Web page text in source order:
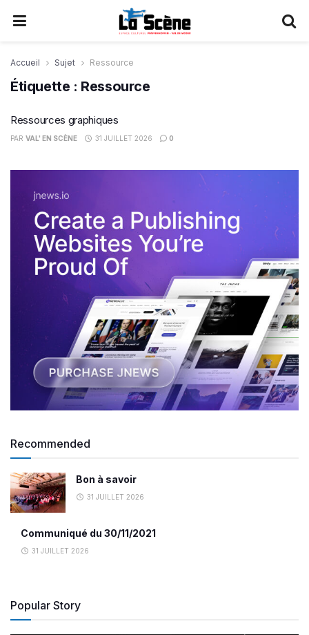
Accueil Sujet Ressource
Étiquette : Ressource
Ressources graphiques
PAR VAL' EN SCÈNE 31 JUILLET 2026 0
Recommended
Bon à savoir
31 JUILLET 2026
Communiqué du 30/11/2021
31 JUILLET 2026
Popular Story